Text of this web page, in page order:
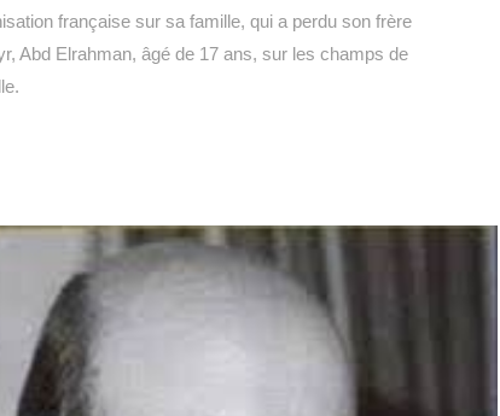
française sur sa famille, qui a perdu son frère
Abd Elrahman, âgé de 17 ans, sur les champs de